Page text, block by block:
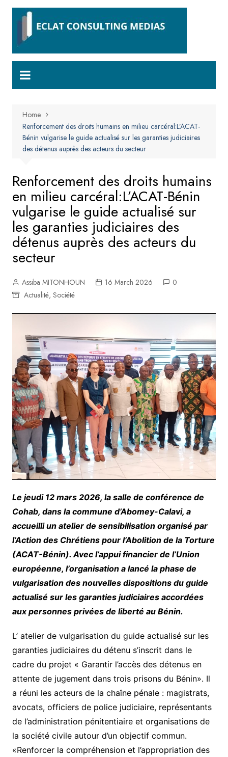
Skip
Home
Renforcement des droits humains en milieu carcéral:L’ACAT-
Bénin vulgarise le guide actualisé sur les garanties judiciaires
des détenus auprès des acteurs du secteur
Renforcement des droits humains
en milieu carcéral:L’ACAT-Bénin
vulgarise le guide actualisé sur
les garanties judiciaires des
détenus auprès des acteurs du
secteur
Assiba MITONHOUN 16 March 2026
0
Actualité, Société
Le jeudi 12 mars 2026, la salle de conférence de
Cohab, dans la commune d’Abomey-Calavi, a
accueilli un atelier de sensibilisation organisé par
l’Action des Chrétiens pour l’Abolition de la Torture
(ACAT-Bénin). Avec l’appui financier de l’Union
européenne, l’organisation a lancé la phase de
vulgarisation des nouvelles dispositions du guide
actualisé sur les garanties judiciaires accordées
aux personnes privées de liberté au Bénin.
L’ atelier de vulgarisation du guide actualisé sur les
garanties judiciaires du détenu s’inscrit dans le
cadre du projet « Garantir l’accès des détenus en
attente de jugement dans trois prisons du Bénin». Il
a réuni les acteurs de la chaîne pénale : magistrats,
avocats, officiers de police judiciaire, représentants
de l’administration pénitentiaire et organisations de
la société civile autour d’un objectif commun.
«Renforcer la compréhension et l’appropriation des